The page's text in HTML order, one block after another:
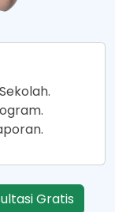
Gratis